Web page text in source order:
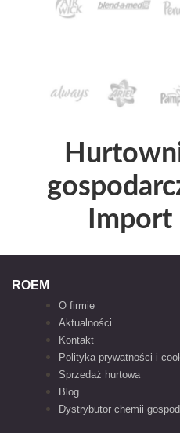
ROEM
O firmie
Aktualności
Kontakt
Polityka prywatności i
Sprzedaż hurtowa
Blog
Dystrybutor chemii